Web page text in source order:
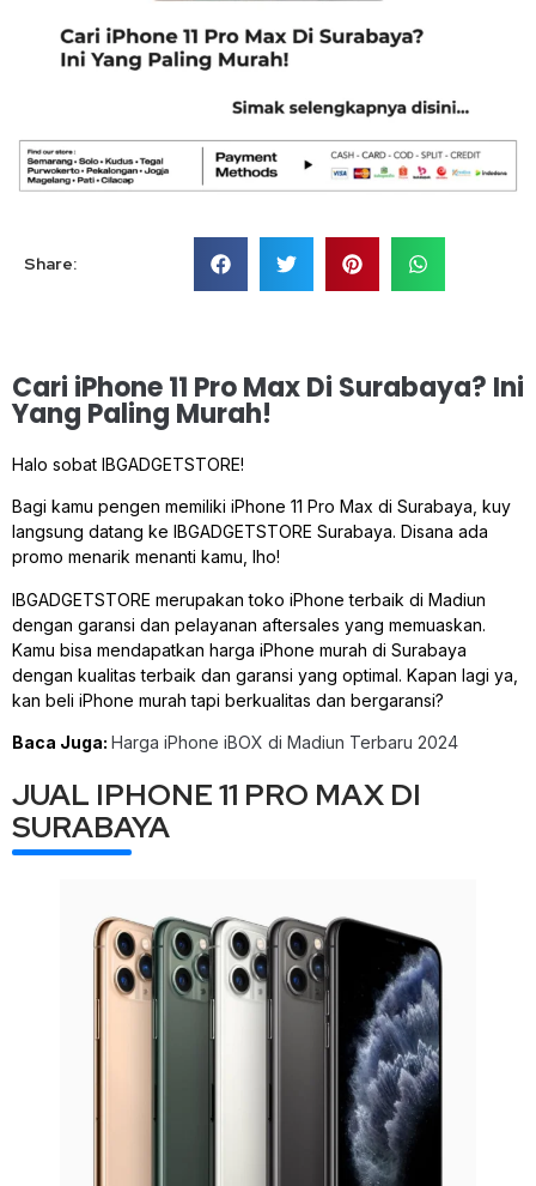
Share:
Cari iPhone 11 Pro Max Di Surabaya? Ini
Yang Paling Murah!
Halo sobat IBGADGETSTORE!
Bagi kamu pengen memiliki iPhone 11 Pro Max di Surabaya, kuy
langsung datang ke IBGADGETSTORE Surabaya. Disana ada
promo menarik menanti kamu, lho!
IBGADGETSTORE merupakan toko iPhone terbaik di Madiun
dengan garansi dan pelayanan aftersales yang memuaskan.
Kamu bisa mendapatkan harga iPhone murah di Surabaya
dengan kualitas terbaik dan garansi yang optimal. Kapan lagi ya,
kan beli iPhone murah tapi berkualitas dan bergaransi?
Baca Juga: Harga iPhone iBOX di Madiun Terbaru 2024
JUAL IPHONE 11 PRO MAX DI
SURABAYA